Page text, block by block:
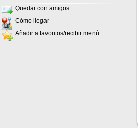
Quedar con amigos
Cómo llegar
Añadir a favoritos/recibir menú